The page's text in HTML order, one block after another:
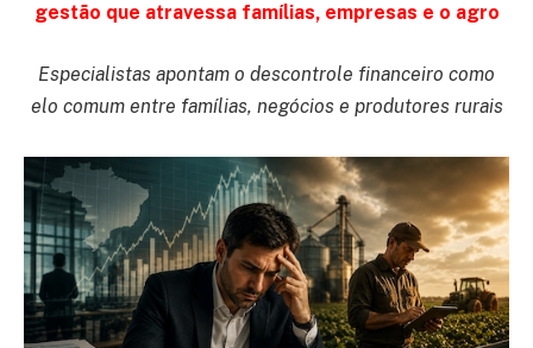
gestão que atravessa famílias, empresas e o agro
Especialistas apontam o descontrole financeiro como
elo comum entre famílias, negócios e produtores rurais